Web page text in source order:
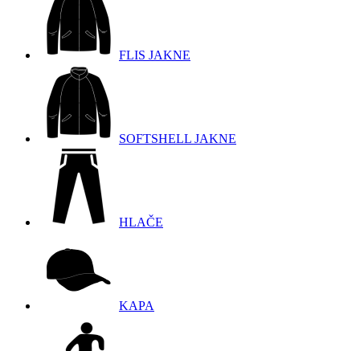
FLIS JAKNE
SOFTSHELL JAKNE
HLAČE
KAPA